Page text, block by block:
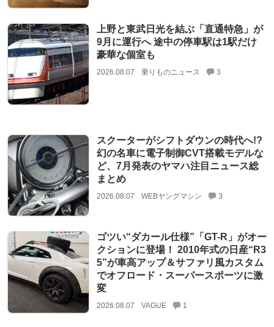
上野と東武日光を結ぶ「直通特急」が
9月に運行へ 途中の停車駅は1駅だけ
豪華な個室も
2026.08.07 乗りものニュース 3
スクーターがシフトダウンの時代へ!?
幻の名車に電子制御CVT搭載モデルな
ど、7月発表のヤマハ注目ニュース総
まとめ
2026.08.07 WEBヤングマシン 3
ゴツい“ダカール仕様”「GT-R」がオー
クションに登場！ 2010年式の日産“R3
5”が車高アップ＆サファリ風カスタム
でオフロード・スーパースポーツに激
変
2026.08.07 VAGUE 1